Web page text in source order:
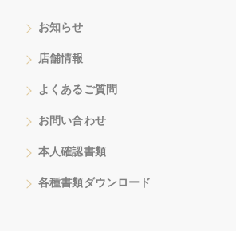
お知らせ
店舗情報
よくあるご質問
お問い合わせ
本人確認書類
各種書類ダウンロード